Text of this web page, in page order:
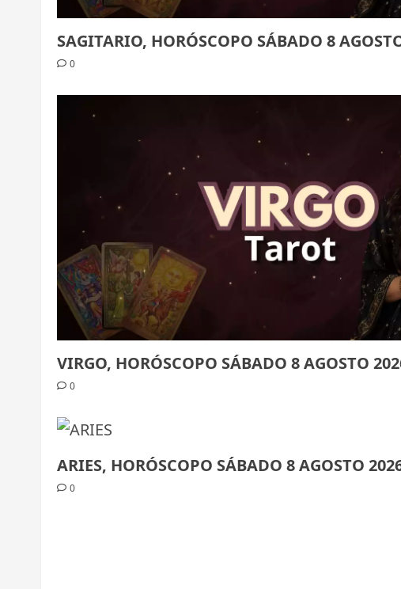
SAGITARIO, HORÓSCOPO SÁBADO 8
0
VIRGO, HORÓSCOPO SÁBADO 8 AGOSTO
0
ARIES, HORÓSCOPO SÁBADO 8 AGOSTO
0